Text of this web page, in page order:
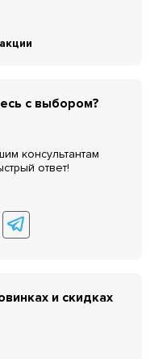
с выбором?
консультантам
ответ!
и скидках